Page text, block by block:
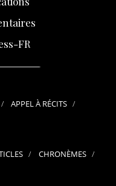
FR
APPEL À RÉCITS
CHRONÈMES